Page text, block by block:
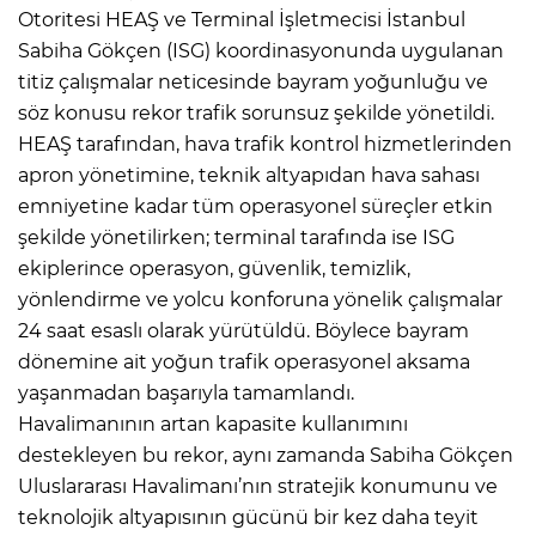
Otoritesi HEAŞ ve Terminal İşletmecisi İstanbul
Sabiha Gökçen (ISG) koordinasyonunda uygulanan
titiz çalışmalar neticesinde bayram yoğunluğu ve
söz konusu rekor trafik sorunsuz şekilde yönetildi.
HEAŞ tarafından, hava trafik kontrol hizmetlerinden
apron yönetimine, teknik altyapıdan hava sahası
emniyetine kadar tüm operasyonel süreçler etkin
şekilde yönetilirken; terminal tarafında ise ISG
ekiplerince operasyon, güvenlik, temizlik,
yönlendirme ve yolcu konforuna yönelik çalışmalar
24 saat esaslı olarak yürütüldü. Böylece bayram
dönemine ait yoğun trafik operasyonel aksama
yaşanmadan başarıyla tamamlandı.
Havalimanının artan kapasite kullanımını
destekleyen bu rekor, aynı zamanda Sabiha Gökçen
Uluslararası Havalimanı’nın stratejik konumunu ve
teknolojik altyapısının gücünü bir kez daha teyit